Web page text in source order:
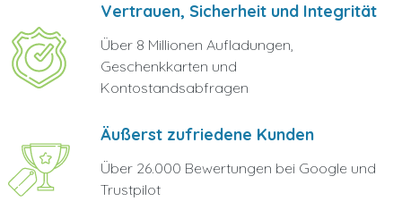
Vertrauen, Sicherheit und Integrität
Über 8 Millionen Aufladungen,
Geschenkkarten und
Kontostandsabfragen
Äußerst zufriedene Kunden
Über 26.000 Bewertungen bei Google und
Trustpilot